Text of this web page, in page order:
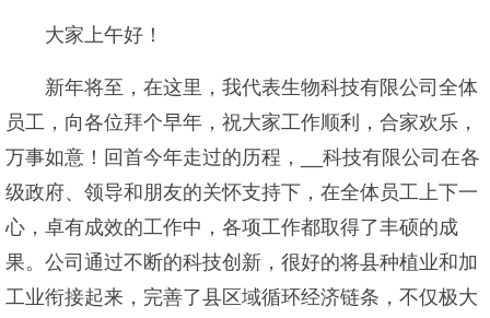
大家上午好！
新年将至，在这里，我代表生物科技有限公司全体
员工，向各位拜个早年，祝大家工作顺利，合家欢乐，
万事如意！回首今年走过的历程，__科技有限公司在各
级政府、领导和朋友的关怀支持下，在全体员工上下一
心，卓有成效的工作中，各项工作都取得了丰硕的成
果。公司通过不断的科技创新，很好的将县种植业和加
工业衔接起来，完善了县区域循环经济链条，不仅极大